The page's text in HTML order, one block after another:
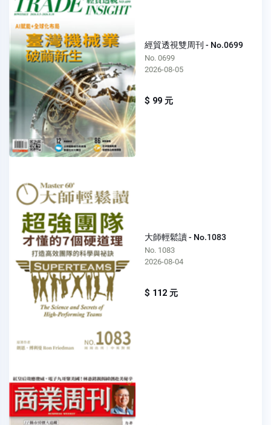
經貿透視雙周刊 - No.0699
No. 0699
2026-08-05
$ 99 元
大師輕鬆讀 - No.1083
No. 1083
2026-08-04
$ 112 元